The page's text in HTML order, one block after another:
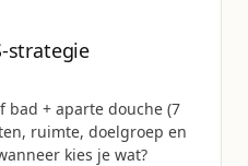
strategie
bad + aparte douche (7
ruimte, doelgroep en
kies je wat?